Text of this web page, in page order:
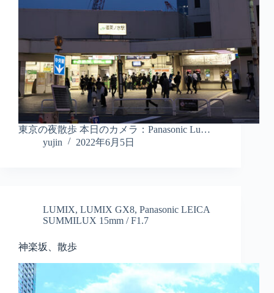
東京の夜散歩 本日のカメラ：Panasonic Lu…
yujin
2022年6月5日
LUMIX, LUMIX GX8, Panasonic LEICA
SUMMILUX 15mm / F1.7
神楽坂、散歩